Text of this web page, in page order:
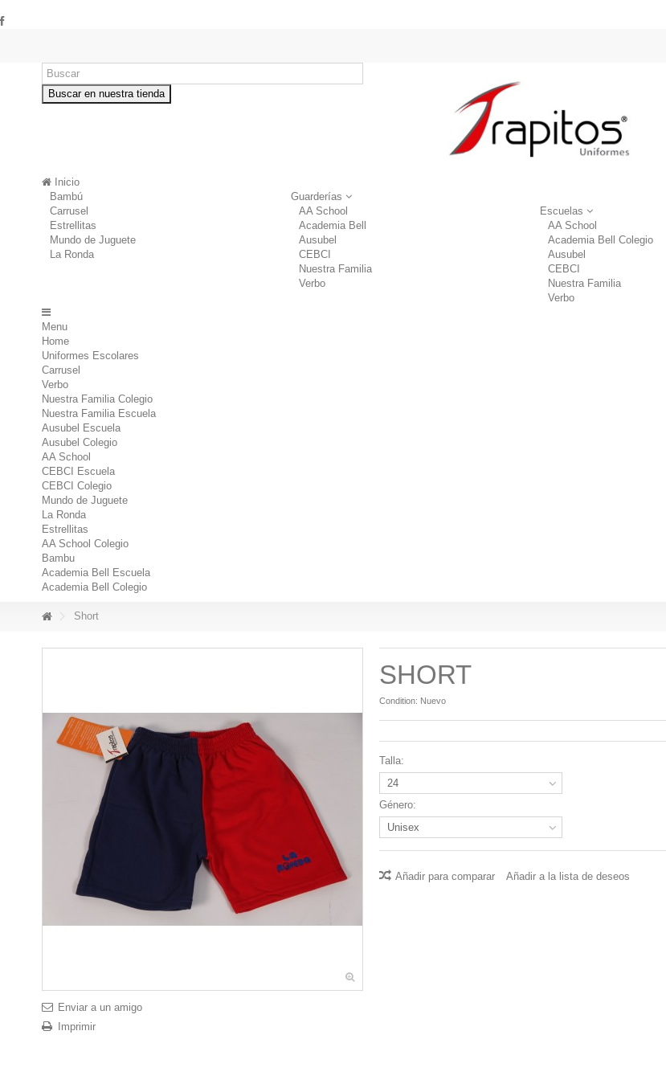
Buscar en nuestra tienda
Inicio
Guarderías
Bambú
Carrusel
Estrellitas
Mundo de Juguete
La Ronda
Escuelas
AA School
Academia Bell
Ausubel
CEBCI
Nuestra Familia
Verbo
AA School
Academia Bell Colegio
Ausubel
CEBCI
Nuestra Familia
Verbo
Menu
Home
Uniformes Escolares
Carrusel
Verbo
Nuestra Familia Colegio
Nuestra Familia Escuela
Ausubel Escuela
Ausubel Colegio
AA School
CEBCI Escuela
CEBCI Colegio
Mundo de Juguete
La Ronda
Estrellitas
AA School Colegio
Bambu
Academia Bell Escuela
Academia Bell Colegio
Short
Enviar a un amigo
Imprimir
SHORT
Condition: Nuevo
Talla:
24
Género:
Unisex
Añadir para comparar Añadir a la lista de deseos